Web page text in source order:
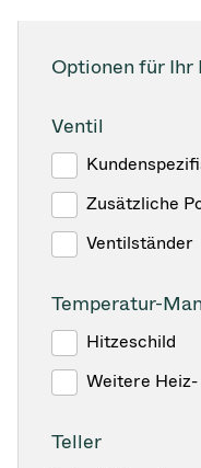
Optionen für Ihr
Ventil
Zusätzliche
Ventilständer
Temperatur-
Hitzeschild
Weitere
Teller